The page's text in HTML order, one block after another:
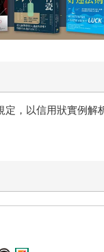
，以信用狀實例解